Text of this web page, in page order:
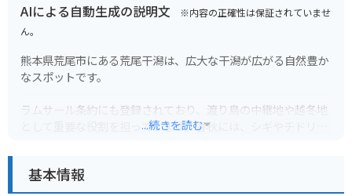
AIによる自動生成の説明文 ※内容の正確性は保証されていませ
ん。
熊本県荒尾市にある荒尾干潟は、広大な干潟が広がる自然豊か
なスポットです。
ラムサール条約にも登録されており、渡り鳥の中継地や越冬地
として重要な役割を担っています。春秋には、シギやチドリな
生息しており、干潟体験なども人気です。
...続きを読む
基本情報